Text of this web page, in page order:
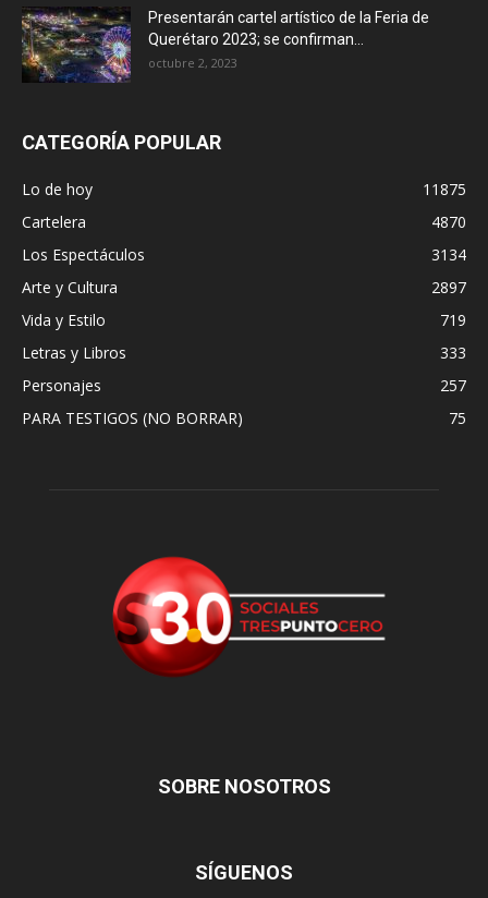
Presentarán cartel artístico de la Feria de
Querétaro 2023; se confirman...
octubre 2, 2023
CATEGORÍA POPULAR
Lo de hoy
11875
Cartelera
4870
Los Espectáculos
3134
Arte y Cultura
2897
Vida y Estilo
719
Letras y Libros
333
Personajes
257
PARA TESTIGOS (NO BORRAR)
75
SOBRE NOSOTROS
SÍGUENOS